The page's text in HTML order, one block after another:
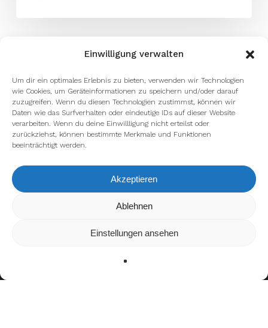
Einwilligung verwalten
Um dir ein optimales Erlebnis zu bieten, verwenden wir Technologien
wie Cookies, um Geräteinformationen zu speichern und/oder darauf
zuzugreifen. Wenn du diesen Technologien zustimmst, können wir
Daten wie das Surfverhalten oder eindeutige IDs auf dieser Website
verarbeiten. Wenn du deine Einwillligung nicht erteilst oder
zurückziehst, können bestimmte Merkmale und Funktionen
beeinträchtigt werden.
Akzeptieren
Ablehnen
Einstellungen ansehen
Wir verwenden Cookies, um dir die bestmögliche Erfahrung auf
kannst du erfahren, welche Cookies wir
verwenden oder sie ausschalten.